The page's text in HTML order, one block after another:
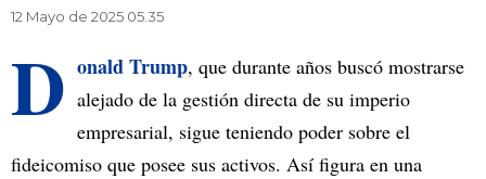
12 Mayo de 2025 05.35
D onald Trump, que durante años buscó mostrarse
alejado de la gestión directa de su imperio
empresarial, sigue teniendo poder sobre el
fideicomiso que posee sus activos. Así figura en una